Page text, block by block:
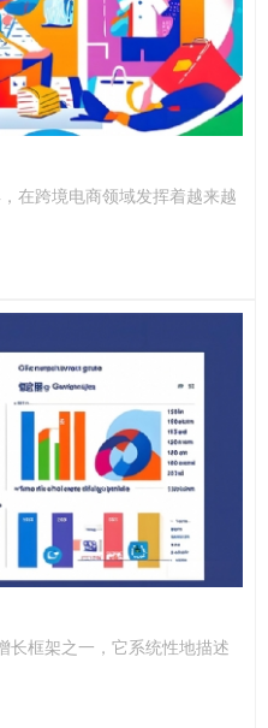
在跨境电商领域发挥着越来越
长框架之一，它系统性地描述